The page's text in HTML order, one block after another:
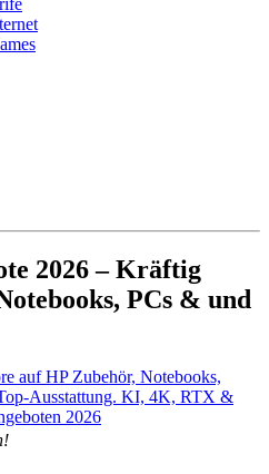
2026 – Kräftig
PCs & und
auf HP Zubehör, Notebooks,
Ausstattung. KI, 4K, RTX &
2026